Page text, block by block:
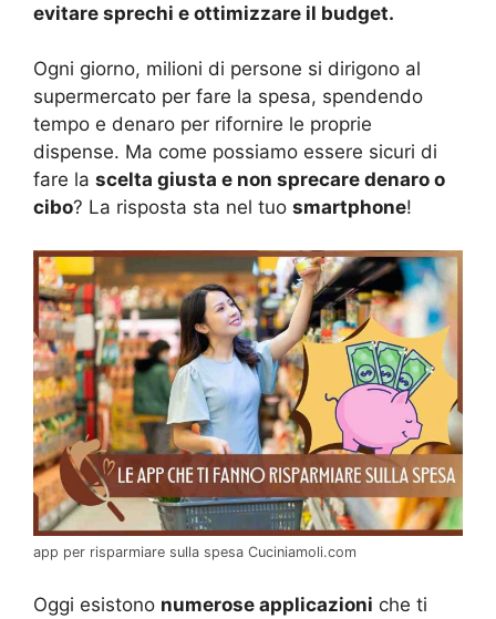
evitare sprechi e ottimizzare il budget.
Ogni giorno, milioni di persone si dirigono al
supermercato per fare la spesa, spendendo
tempo e denaro per rifornire le proprie
dispense. Ma come possiamo essere sicuri di
fare la scelta giusta e non sprecare denaro o
cibo? La risposta sta nel tuo smartphone!
app per risparmiare sulla spesa Cuciniamoli.com
Oggi esistono numerose applicazioni che ti